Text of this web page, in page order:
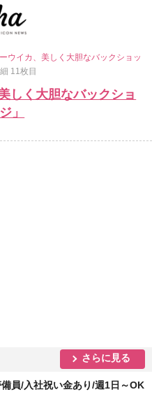
ウイカ、美しく大胆なバックショッ
11枚目
しく大胆なバックショ
」
さらに見る
員/入社祝い金あり/週1日～OK